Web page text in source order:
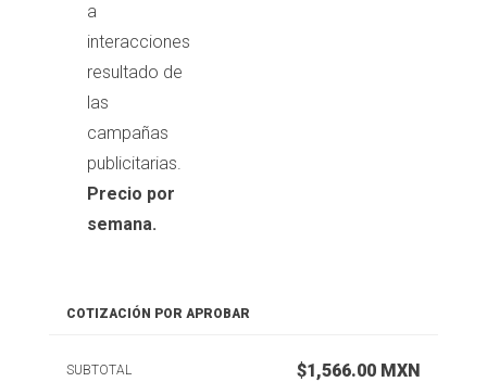
a
interacciones
resultado de
las
campañas
publicitarias.
Precio por
semana.
COTIZACIÓN POR APROBAR
SUBTOTAL $1,566.00 MXN